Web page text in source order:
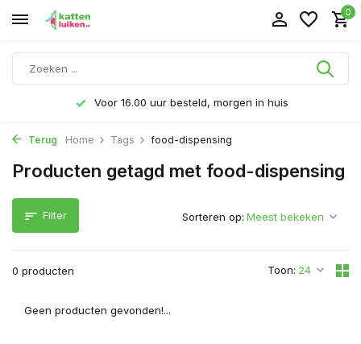
0
Voor 16.00 uur besteld, morgen in huis
Terug Home Tags food-dispensing
Producten getagd met food-dispensing
Filter
0 producten Toon:
Sorteren op:
Geen producten gevonden!...